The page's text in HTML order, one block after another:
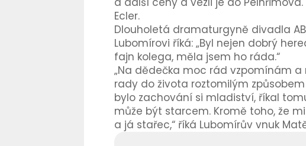
Ecler.
Dlouholetá dramaturgyně divadla
Lubomírovi říká: „Byl nejen dobrý
fajn kolega, měla jsem ho ráda.“
„Na dědečka moc rád vzpomínám
rady do života roztomilým
bylo zachování si mladiství, říkal
může být starcem. Kromě toho, že
a já stařec,“ říká Lubomírův vnuk